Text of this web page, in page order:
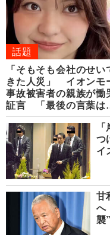
話題
「そもそも会社のせい
きた人災」 イオンモ
事故被害者の親族が慟
証言 「最後の言葉は
つ
イ
甘
へ
襲